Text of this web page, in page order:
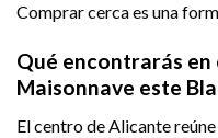
Comprar cerca es una
Qué encontrarás
Maisonnave este
El centro de Alicante